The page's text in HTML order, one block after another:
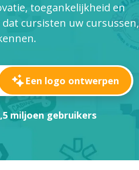
toegankelijkheid en
cursisten uw cursussen,
Een logo ontwerpen
miljoen gebruikers